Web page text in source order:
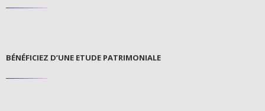
BÉNÉFICIEZ D’UNE ETUDE PATRIMONIALE